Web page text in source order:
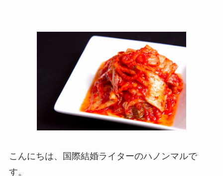
こんにちは、国際結婚ライターのハノンマルで
す。